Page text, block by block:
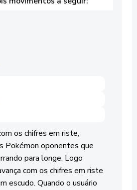
os chifres em riste,
Pokémon oponentes que
para longe. Logo
com os chifres em riste
escudo. Quando o usuário